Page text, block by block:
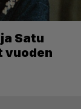
Satu
vuoden